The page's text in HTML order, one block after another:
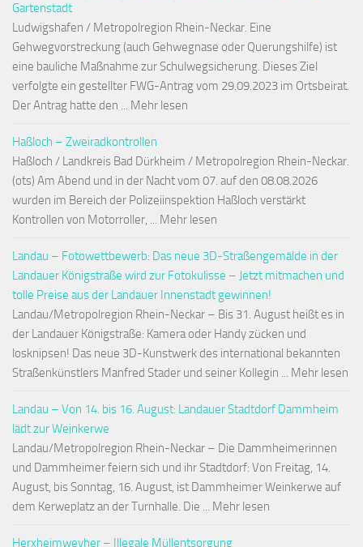
Gartenstadt
Ludwigshafen / Metropolregion Rhein-Neckar. Eine
Gehwegvorstreckung (auch Gehwegnase oder Querungshilfe) ist
eine bauliche Maßnahme zur Schulwegsicherung. Dieses Ziel
verfolgte ein gestellter FWG-Antrag vom 29.09.2023 im Ortsbeirat.
Der Antrag hatte den ... Mehr lesen
Haßloch – Zweiradkontrollen
Haßloch / Landkreis Bad Dürkheim / Metropolregion Rhein-Neckar.
(ots) Am Abend und in der Nacht vom 07. auf den 08.08.2026
wurden im Bereich der Polizeiinspektion Haßloch verstärkt
Kontrollen von Motorroller, ... Mehr lesen
Landau – Fotowettbewerb: Das neue 3D-Straßengemälde in der
Landauer Königstraße wird zur Fotokulisse – Jetzt mitmachen und
tolle Preise aus der Landauer Innenstadt gewinnen!
Landau/Metropolregion Rhein-Neckar – Bis 31. August heißt es in
der Landauer Königstraße: Kamera oder Handy zücken und
losknipsen! Das neue 3D-Kunstwerk des international bekannten
Straßenkünstlers Manfred Stader und seiner Kollegin ... Mehr lesen
Landau – Von 14. bis 16. August: Landauer Stadtdorf Dammheim
lädt zur Weinkerwe
Landau/Metropolregion Rhein-Neckar – Die Dammheimerinnen
und Dammheimer feiern sich und ihr Stadtdorf: Von Freitag, 14.
August, bis Sonntag, 16. August, ist Dammheimer Weinkerwe auf
dem Kerweplatz an der Turnhalle. Die ... Mehr lesen
Herxheimweyher – Illegale Müllentsorgung